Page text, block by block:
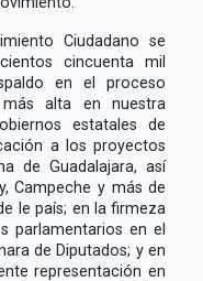
Ciudadano se
cincuenta mil
en el proceso
alta en nuestra
estatales de
a los proyectos
de Guadalajara, así
Campeche y más de
le país; en la firmeza
parlamentarios en el
de Diputados; y en
representación en